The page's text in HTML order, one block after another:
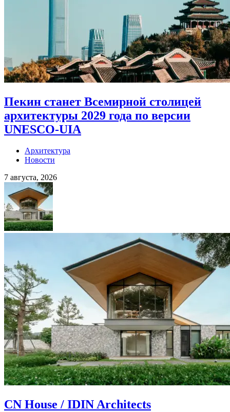
Пекин станет Всемирной столицей
архитектуры 2029 года по версии
UNESCO-UIA
Архитектура
Новости
7 августа, 2026
CN House / IDIN Architects